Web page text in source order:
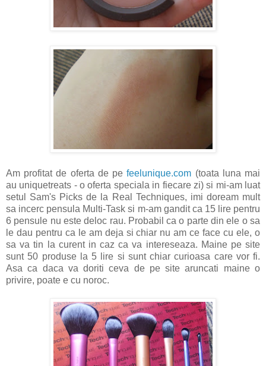
Am profitat de oferta de pefeelunique.com (toata luna mai
au uniquetreats - o oferta speciala in fiecare zi) si mi-am luat
setul Sam's Picks de la Real Techniques, imi doream mult
sa incerc pensula Multi-Task si m-am gandit ca 15 lire pentru
6 pensule nu este deloc rau. Probabil ca o parte din ele o sa
le dau pentru ca le am deja si chiar nu am ce face cu ele, o
sa va tin la curent in caz ca va intereseaza. Maine pe site
sunt 50 produse la 5 lire si sunt chiar curioasa care vor fi.
Asa ca daca va doriti ceva de pe site aruncati maine o
privire, poate e cu noroc.